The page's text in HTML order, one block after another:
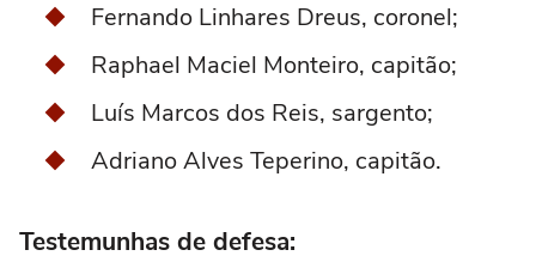
Fernando Linhares Dreus, coronel;
Raphael Maciel Monteiro, capitão;
Luís Marcos dos Reis, sargento;
Adriano Alves Teperino, capitão.
Testemunhas de defesa: